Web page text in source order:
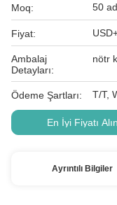
Moq: 50
Fiyat:
Ambalaj
Detayları:
nötr
Ödeme Şartları: T/T,
En İyi Fiyatı Alın
Ayrıntılı Bilgiler